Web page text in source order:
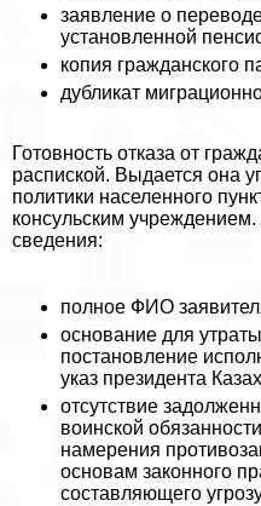
заявление о
установленной
копия гражданского
дубликат
Готовность отказа от
распиской. Выдается она
политики населенного
консульским
сведения:
полное ФИО
основание для
постановление
указ президента
отсутствие
воинской
намерения
основам законного
составляющего